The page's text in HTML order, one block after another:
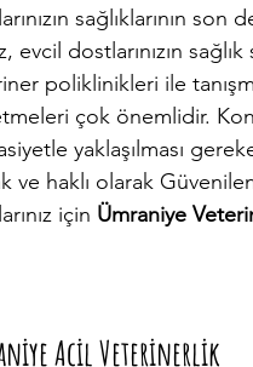
sağlıklarının
evcil dostlarınızın
poliklinikleri ile
çok önemlidir.
yaklaşılması
ve haklı olarak
için Ümraniye
Acil Veterinerlik